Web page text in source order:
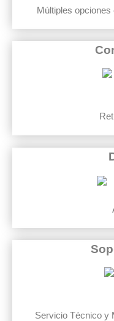
Múltiples
Servicio Técnico y